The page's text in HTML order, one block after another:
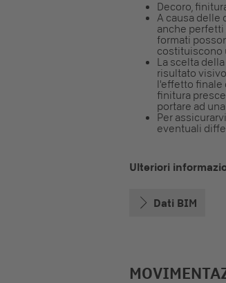
Decoro,
A causa delle
anche
formati
costituiscono
La scelta
risultato
l'effetto finale
finitura
portare ad
Per
eventuali
Ulteriori
Dati BIM